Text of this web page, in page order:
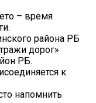
– время
района РБ
дорог»
РБ.
к
напомнить